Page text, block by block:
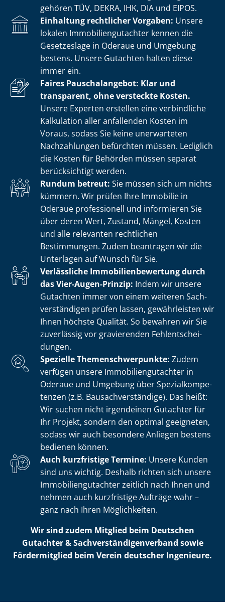
gehören TÜV, DEKRA, IHK, DIA und EIPOS.
Einhaltung rechtlicher Vorgaben: Unsere
lokalen Im­mo­bi­li­en­gut­ach­ter kennen die
Gesetzeslage in Oderaue und Umgebung
bestens. Unsere Gutachten halten diese
immer ein.
Faires Pauschalangebot: Klar und
transparent, ohne versteckte Kosten.
Unsere Experten erstellen eine verbindliche
Kalkulation aller anfallenden Kosten im
Voraus, sodass Sie keine unerwarteten
Nachzahlungen befürchten müssen. Lediglich
die Kosten für Behörden müssen separat
berücksichtigt werden.
Rundum betreut: Sie müssen sich um nichts
kümmern. Wir prüfen Ihre Immobilie in
Oderaue professionell und informieren Sie
über deren Wert, Zustand, Mängel, Kosten
und alle relevanten rechtlichen
Bestimmungen. Zudem beantragen wir die
Unterlagen auf Wunsch für Sie.
Verlässliche Im­mo­bi­li­en­be­wer­tung durch
das Vier-Augen-Prinzip: Indem wir unsere
Gutachten immer von einem weiteren Sach­
ver­stän­di­gen prüfen lassen, gewährleisten wir
Ihnen höchste Qualität. So bewahren wir Sie
zuverlässig vor gravierenden Fehl­ent­schei­
dun­gen.
Spezielle The­men­schwer­punk­te: Zudem
verfügen unsere Im­mo­bi­li­en­gut­ach­ter in
Oderaue und Umgebung über Spe­zi­al­kom­pe­
ten­zen (z.B. Bau­sach­ver­stän­di­ge). Das heißt:
Wir suchen nicht irgendeinen Gutachter für
Ihr Projekt, sondern den optimal geeigneten,
sodass wir auch besondere Anliegen bestens
bedienen können.
Auch kurzfristige Termine: Unsere Kunden
sind uns wichtig. Deshalb richten sich unsere
Im­mo­bi­li­en­gut­ach­ter zeitlich nach Ihnen und
nehmen auch kurzfristige Aufträge wahr –
ganz nach Ihren Möglichkeiten.
Wir sind zudem Mitglied beim Deutschen
Gutachter & Sach­ver­stän­di­gen­ver­band sowie
Fördermitglied beim Verein deutscher Ingenieure.